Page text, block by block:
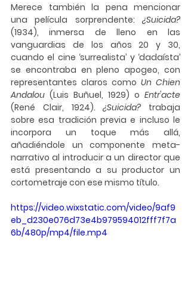
Merece también la pena mencionar
una película sorprendente: ¿Suicida?
(1934), inmersa de lleno en las
vanguardias de los años 20 y 30,
cuando el cine ‘surrealista’ y ‘dadaísta’
se encontraba en pleno apogeo, con
representantes claros como Un Chien
Andalou (Luis Buñuel, 1929) o
(René Clair, 1924). ¿Suicida? trabaja
sobre esa tradición previa e incluso le
incorpora un toque más allá,
añadiéndole un componente meta-
narrativo al introducir a un director que
está presentando a su productor un
cortometraje con ese mismo título.
https://video.wixstatic.com/video/9af9
eb_d230e076d73e4b979594012fff7f7a
6b/480p/mp4/file.mp4